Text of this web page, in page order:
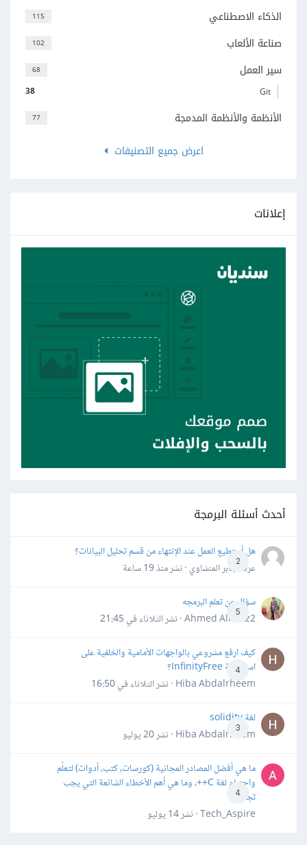
115 الذكاء الاصطناعي
102 صناعة الألعاب
68 سير العمل
38 Git
77
الأنظمة والأنظمة المدمجة
اعرض جميع التصنيفات
إعلانات
أحدث أسئلة البرمجة
2
هل أستطيع العمل عند الإنتهاء من قسم تحليل البيانات؟
عرفه جابر المنشاوي · نشرمنذ 19 ساعة
5
سؤال عن تعلم البرمجه
Ahmed Alhafiz2 · نشر
الثلاثاء في 21:45
4
كيف ارفع مشروعي بالواجهات الأمامية والخلفية على
استضافة InfinityFree؟
Hiba Abdalrheem · نشر
الثلاثاء في 16:50
3
لغة solidity
Hiba Abdalrheem · نشر
20 يوليو
4
ما هي أفضل المصادر المجانية (كورسات، كتب، أدوات) لتعلّم
واحترام لغة C++، وما هي أهم الأخطاء الشائعة التي يجب
تجنبها؟
Tech_Aspire · نشر
14 يوليو